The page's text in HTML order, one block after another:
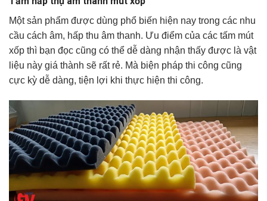
Một sản phẩm được dùng phổ biến hiện nay trong các nhu
cầu cách âm, hấp thu âm thanh. Ưu điểm của các tấm mút
xốp thì bạn đọc cũng có thể dễ dàng nhận thấy được là vật
liệu này giá thành sẽ rất rẻ. Mà biện pháp thi công cũng
cực kỳ dễ dàng, tiện lợi khi thực hiện thi công.